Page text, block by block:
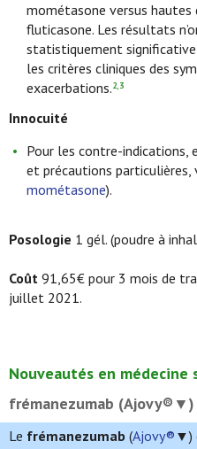
mométasone versus
fluticasone. Les résultats
statistiquement
les critères cliniques des
exacerbations.2,3
Innocuité
Pour les contre-indications,
et précautions particulières,
mométasone).
Posologie 1 gél. (poudre à
Coût 91,65€ pour 3 mois de
juillet 2021.
Nouveautés en médecine
frémanezumab (Ajovy®▼)
Le frémanezumab (Ajovy® ▼)